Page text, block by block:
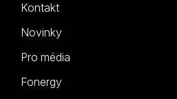
Kontakt
Novinky
Pro média
Fonergy